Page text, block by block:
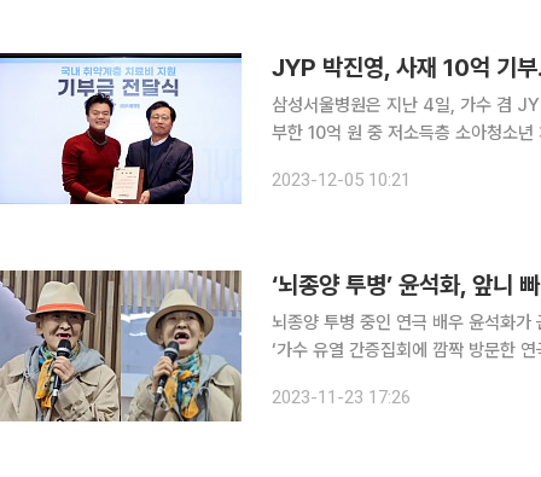
JYP 박진영, 사재 10억 기
삼성서울병원은 지난 4일, 가수 겸
부한 10억 원 중 저소득층 소아청소년
장, 충남대학교병원 윤석화 진료부원
2023-12-05 10:21
‘뇌종양 투병’ 윤석화, 앞니
뇌종양 투병 중인 연극 배우 윤석화가 근황을 전했다. 최근 한 교회에
‘가수 유열 간증집회에 깜짝 방문한
가 뜻하지 않게 뇌종양에 걸려서 1년
2023-11-23 17:26